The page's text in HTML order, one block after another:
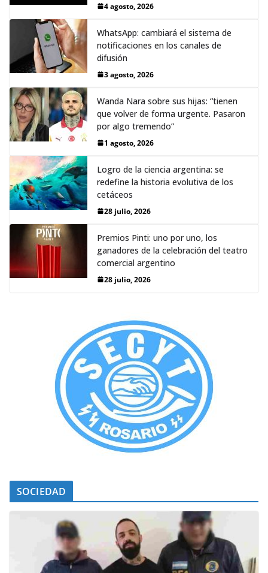
4 agosto, 2026
WhatsApp: cambiará el sistema de
notificaciones en los canales de
difusión
3 agosto, 2026
Wanda Nara sobre sus hijas: “tienen
que volver de forma urgente. Pasaron
por algo tremendo”
1 agosto, 2026
Logro de la ciencia argentina: se
redefine la historia evolutiva de los
cetáceos
28 julio, 2026
Premios Pinti: uno por uno, los
ganadores de la celebración del teatro
comercial argentino
28 julio, 2026
SOCIEDAD